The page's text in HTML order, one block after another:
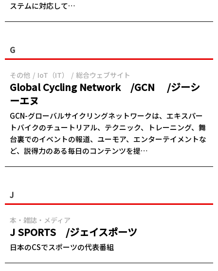
ステムに対応して…
G
その他 IoT（IT） 総合ウェブサイト
Global Cycling Network /GCN /ジーシ
ーエヌ
GCN-グローバルサイクリングネットワークは、エキスパー
トバイクのチュートリアル、テクニック、トレーニング、舞
台裏でのイベントの報道、ユーモア、エンターテイメントな
ど、説得力のある毎日のコンテンツを提…
J
本・雑誌・メディア
J SPORTS /ジェイスポーツ
日本のCSでスポーツの代表番組